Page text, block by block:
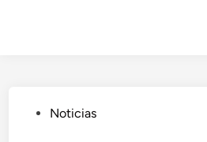
Publicado
Noticias